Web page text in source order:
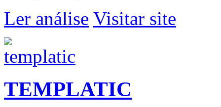
Ler análise Visitar site
TEMPLATIC